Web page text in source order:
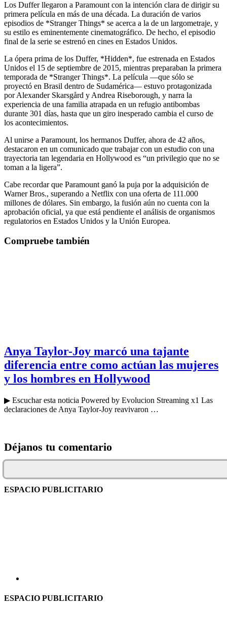
Los Duffer llegaron a Paramount con la intención clara de dirigir su
primera película en más de una década. La duración de varios
episodios de *Stranger Things* se acerca a la de un largometraje, y
su estilo es eminentemente cinematográfico. De hecho, el episodio
final de la serie se estrenó en cines en Estados Unidos.
La ópera prima de los Duffer, *Hidden*, fue estrenada en Estados
Unidos el 15 de septiembre de 2015, mientras preparaban la primera
temporada de *Stranger Things*. La película —que sólo se
proyectó en Brasil dentro de Sudamérica— estuvo protagonizada
por Alexander Skarsgård y Andrea Riseborough, y narra la
experiencia de una familia atrapada en un refugio antibombas
durante 301 días, hasta que un giro inesperado cambia el curso de
los acontecimientos.
Al unirse a Paramount, los hermanos Duffer, ahora de 42 años,
destacaron en un comunicado que trabajar con un estudio con una
trayectoria tan legendaria en Hollywood es “un privilegio que no se
toman a la ligera”.
Cabe recordar que Paramount ganó la puja por la adquisición de
Warner Bros., superando a Netflix con una oferta de 111.000
millones de dólares. Sin embargo, la fusión aún no cuenta con la
aprobación oficial, ya que está pendiente el análisis de organismos
regulatorios en Estados Unidos y la Unión Europea.
Compruebe también
Anya Taylor-Joy marcó una tajante
diferencia entre como actúan las mujeres
y los hombres en Hollywood
▶ Escuchar esta noticia Powered by Evolucion Streaming x1 Las
declaraciones de Anya Taylor-Joy reavivaron …
Déjanos tu comentario
ESPACIO PUBLICITARIO
ESPACIO PUBLICITARIO